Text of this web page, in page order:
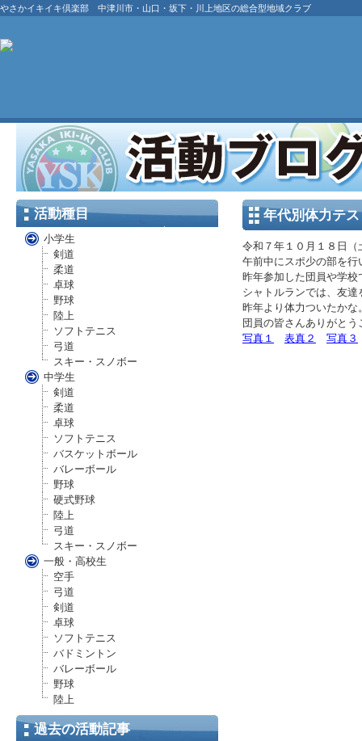
やさかイキイキ倶楽部 中津川市・山口・坂下・川上地区の総合型地域クラブ
活動種目
小学生
剣道
柔道
卓球
野球
陸上
ソフトテニス
弓道
スキー・スノボー
中学生
剣道
柔道
卓球
ソフトテニス
バスケットボール
バレーボール
野球
硬式野球
陸上
弓道
スキー・スノボー
一般・高校生
空手
弓道
剣道
卓球
ソフトテニス
バドミントン
バレーボール
野球
陸上
過去の活動記事
年代別体力テ
令和７年１０月１８日
午前中にスポ少の部を行
昨年参加した団員や学
シャトルランでは、友
昨年より体力ついたかな
団員の皆さんありがと
写真１
表真２ 写真３